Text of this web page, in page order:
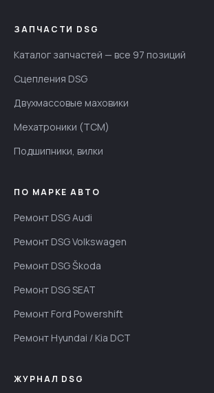
ЗАПЧАСТИ DSG
Каталог запчастей — все 97 позиций
Сцепления DSG
Двухмассовые маховики
Мехатроники (TCM)
Подшипники, вилки
ПО МАРКЕ АВТО
Ремонт DSG Audi
Ремонт DSG Volkswagen
Ремонт DSG Škoda
Ремонт DSG SEAT
Ремонт Ford Powershift
Ремонт Hyundai / Kia DCT
ЖУРНАЛ DSG